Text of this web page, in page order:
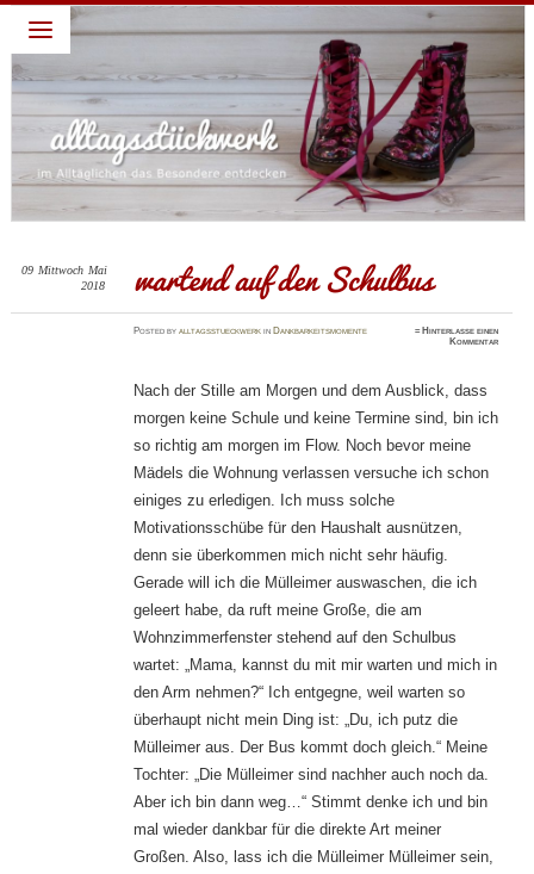
alltagsstückwerk
~ Leben lieben – Familie feiern: darum geht es in diesem
Blog: ein Jahr habe ich täglich eine Sache gepostet für die
ich Gott dankbar bin. Diese abendliche Gewohnheit verhalf
mir zu einem dankbaren Blick und deshalb schreibe ich
weiter. Dies ist nur ein Blick, ein kleiner Teil, ein kurzer
Moment meines Alltages, die schönen Momente festhalten,
die dankbaren Momente feiern…
wartend auf den Schulbus
09 Mittwoch Mai
2018
Postedbyalltagsstueckwerk in Dankbarkeitsmomente ≈ Hinterlasse einen
Kommentar
Nach der Stille am Morgen und dem Ausblick, dass
morgen keine Schule und keine Termine sind, bin ich
so richtig am morgen im Flow. Noch bevor meine
Mädels die Wohnung verlassen versuche ich schon
einiges zu erledigen. Ich muss solche
Motivationsschübe für den Haushalt ausnützen,
denn sie überkommen mich nicht sehr häufig.
Gerade will ich die Mülleimer auswaschen, die ich
geleert habe, da ruft meine Große, die am
Wohnzimmerfenster stehend auf den Schulbus
wartet: „Mama, kannst du mit mir warten und mich in
den Arm nehmen?“ Ich entgegne, weil warten so
überhaupt nicht mein Ding ist: „Du, ich putz die
Mülleimer aus. Der Bus kommt doch gleich.“ Meine
Tochter: „Die Mülleimer sind nachher auch noch da.
Aber ich bin dann weg…“ Stimmt denke ich und bin
mal wieder dankbar für die direkte Art meiner
Großen. Also, lass ich die Mülleimer Mülleimer sein,